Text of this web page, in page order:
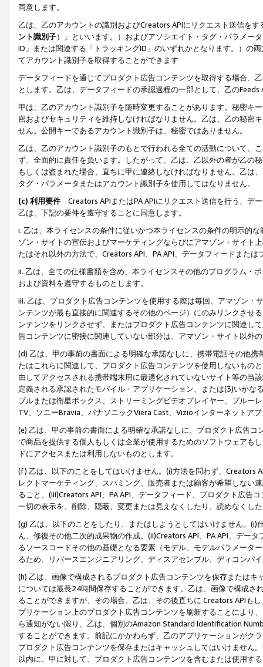
同意します。
乙は、乙のアカウントの識別およびCreators APIにリクエスト送信を
ント識別子）」といいます。）およびアソシエイト・タグ・パラメー
ID」または関連する「トラッキングID」のいずれかとなります。）の
てアカウント識別子を取得することができます
データフィードを通じてプロダクト広告コンテンツを取得する場合、
とします。乙は、データフィードの承認過程の一部として、乙の
甲は、乙のアカウント識別子を随時変更することがあります。秘密キ
密およびセキュリティを維持しなければなりません。乙は、乙の秘密
せん。公開キーであるアカウント識別子は、秘密ではありません。
乙は、乙のアカウント識別子のもとで行われる全ての活動について、
ず、全面的に責任を負います。したがって、乙は、乙以外の者が乙の
もしくは盗まれた場合、直ちに甲に連絡しなければなりません。乙は
タグ・パラメータまたはアカウント識別子を使用してはなりません。
(c) 利用要件 Creators APIまたはPA APIにリクエスト送信を行う、デ
乙は、下記の要件を遵守することに同意します。
i. 乙は、本ライセンスの条件に従いかつ本ライセンスの条件の明示的
ゾン・サイトの宣伝およびマーケティングならびにアマゾン・サイト
たはそれ以外の方法で、Creators API、PA API、データフィードまた
ii. 乙は、全ての仕様書類を含め、本ライセンスその他のプログラム・
および資料を遵守するものとします。
iii. 乙は、プロダクト広告コンテンツを使用する際は毎回、アマゾン
ンテンツが最も直接的に関連するその他のページ）にのみリンクさせ
ンテンツをリンクさせず、またはプロダクト広告コンテンツに関連し
告コンテンツに密接に関連していない部分は、アマゾン・サイト以外
(d) 乙は、甲の事前の書面による明確な承諾なしに、携帯電話その他
たはこれらに関連して、プロダクト広告コンテンツを使用しないもの
由してアクセスされる携帯端末用に最適化されていないサイト等の当
定義される承認されたモバイル・アプリケーション、または(3)いか
ブルまたは衛星ボックス、ストリーミングビデオプレイヤー、ブルー
TV、ソニーBravia、パナソニックViera Cast、Vizioインターネットア
(e) 乙は、甲の事前の書面による明確な承諾なしに、プロダクト広告
で商品を提供する個人もしくは企業が使用するためのソフトウェアも
ドにアクセスまたは利用しないものとします。
(f) 乙は、以下のことをしてはいけません。(i)方法を問わず、Creators
レクトマーケティング、スパミング、販売者または顧客が希望しない
ること、(iii)Creators API、PA API、データフィード、プロダクト広告
一切の表示を、削除、隠蔽、変更または見えなくしたり、読めなくし
(g) 乙は、以下のことをしたり、またはしようとしてはいけません。
ん、修復その他二次的成果物の作成。(ii)Creators API、PA API、デー
るソースコードその他の基礎となる要素（モデル、モデルパラメータ
るため、リバースエンジニアリング、ディスアセンブル、ディコンパ
(h) 乙は、画像で構成されるプロダクト広告コンテンツを保存または
については最長24時間保存することができます。乙は、画像で構成
ることができますが、その場合、乙は、その後直ちに Creators APIも
プリケーション上のプロダクト広告コンテンツを刷新することにより
ら通知がない限り、乙は、個別のAmazon Standard Identification
することができます。前記にかかわらず、乙のアプリケーションがク
プロダクト広告コンテンツを保存またはキャッシュしてはいけません
以内に、甲に対して、プロダクト広告コンテンツを含むまたは使用す